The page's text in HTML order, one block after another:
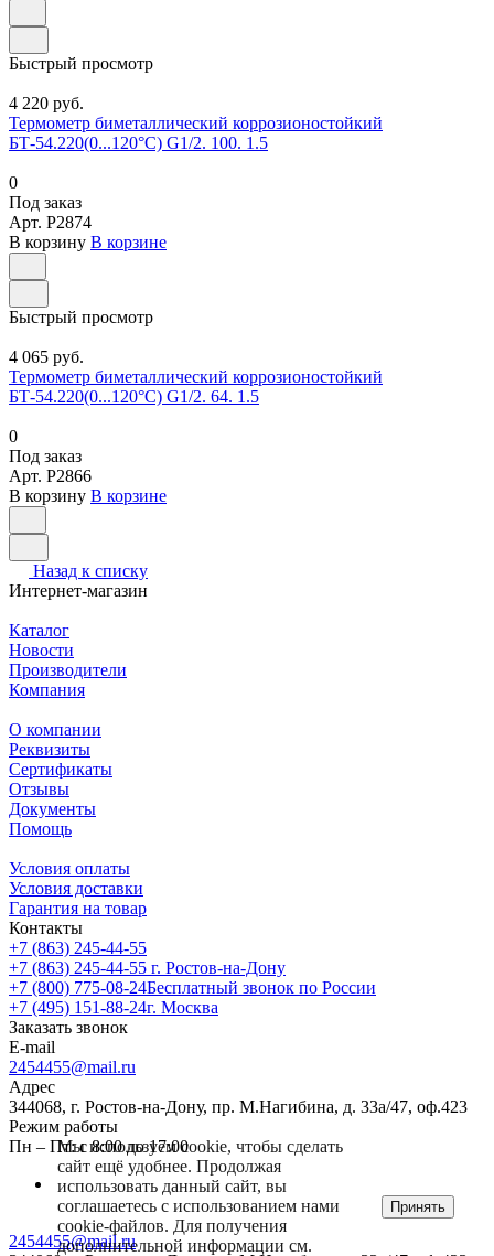
Быстрый просмотр
4 220 руб.
Термометр биметаллический коррозионостойкий
БТ-54.220(0...120°С) G1/2. 100. 1.5
0
Под заказ
Арт. P2874
В корзину В корзине
Быстрый просмотр
4 065 руб.
Термометр биметаллический коррозионостойкий
БТ-54.220(0...120°С) G1/2. 64. 1.5
0
Под заказ
Арт. P2866
В корзину В корзине
Назад к списку
Интернет-магазин
Каталог
Новости
Производители
Компания
О компании
Реквизиты
Сертификаты
Отзывы
Документы
Помощь
Условия оплаты
Условия доставки
Гарантия на товар
Контакты
+7 (863) 245-44-55
+7 (863) 245-44-55 г. Ростов-на-Дону
+7 (800) 775-08-24Бесплатный звонок по России
+7 (495) 151-88-24г. Москва
Заказать звонок
E-mail
2454455@mail.ru
Адрес
344068, г. Ростов-на-Дону, пр. М.Нагибина, д. 33а/47, оф.423
Режим работы
Пн – Пт: с 8:00 до 17:00
2454455@mail.ru
Мы используем cookie, чтобы сделать
сайт ещё удобнее. Продолжая
использовать данный сайт, вы
соглашаетесь с использованием нами
cookie-файлов. Для получения
дополнительной информации см.
Принять